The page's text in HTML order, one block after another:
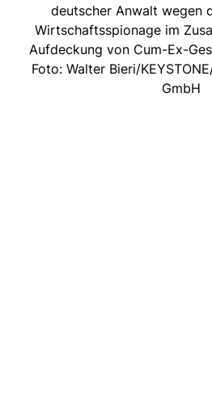
deutscher Anwalt wegen
Wirtschaftsspionage im
Aufdeckung von Cum-Ex-
Foto: Walter Bieri/
GmbH